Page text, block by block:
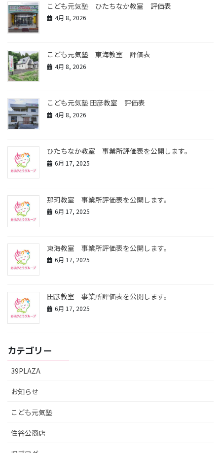
こども元気塾 ひたちなか教室 評価表
4月 8, 2026
こども元気塾 東海教室 評価表
4月 8, 2026
こども元気塾 田彦教室 評価表
4月 8, 2026
ひたちなか教室 事業所評価表を公開します。
6月 17, 2025
那珂教室 事業所評価表を公開します。
6月 17, 2025
東海教室 事業所評価表を公開します。
6月 17, 2025
田彦教室 事業所評価表を公開します。
6月 17, 2025
カテゴリー
39PLAZA
お知らせ
こども元気塾
住谷公商店